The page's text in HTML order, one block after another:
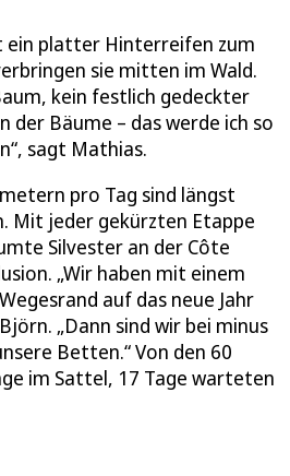
ein platter Hinterreifen zum
sie mitten im Wald.
kein festlich gedeckter
der Bäume – das werde ich so
sagt Mathias.
pro Tag sind längst
Mit jeder gekürzten Etappe
Silvester an der Côte
„Wir haben mit einem
auf das neue Jahr
„Dann sind wir bei minus
Betten.“ Von den 60
im Sattel, 17 Tage warteten